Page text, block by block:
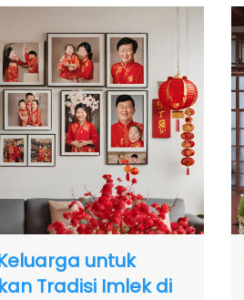
untuk
Tradisi Imlek di